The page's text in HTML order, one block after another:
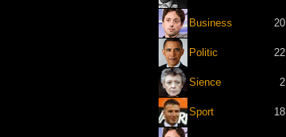
Business 20
Politic 22
Sience 2
Sport 18